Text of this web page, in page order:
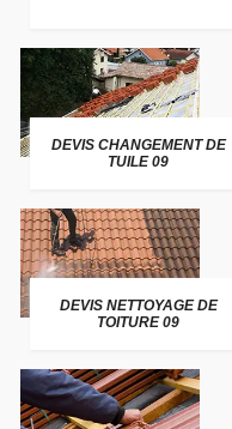
DEVIS CHANGEMENT DE
TUILE 09
DEVIS NETTOYAGE DE
TOITURE 09